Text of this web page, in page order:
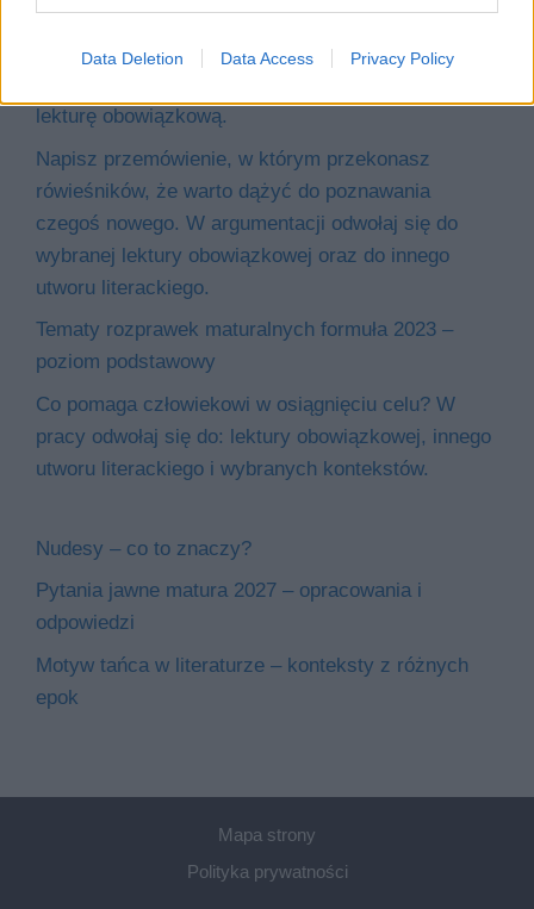
Data Deletion Data Access Privacy Policy
lektury obowiązkowej przygodzie, dzięki której
zrozumiałeś, co naprawdę cenisz. Wypracowanie
lekturę obowiązkową.
Napisz przemówienie, w którym przekonasz
rówieśników, że warto dążyć do poznawania
czegoś nowego. W argumentacji odwołaj się do
wybranej lektury obowiązkowej oraz do innego
utworu literackiego.
Tematy rozprawek maturalnych formuła 2023 –
poziom podstawowy
Co pomaga człowiekowi w osiągnięciu celu? W
pracy odwołaj się do: lektury obowiązkowej, innego
utworu literackiego i wybranych kontekstów.
Nudesy – co to znaczy?
Pytania jawne matura 2027 – opracowania i
odpowiedzi
Motyw tańca w literaturze – konteksty z różnych
epok
Mapa strony
Polityka prywatności